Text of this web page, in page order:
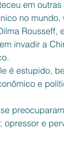
em
no mundo.
Rousseff,
invadir a
é estupido,
e
opressor e